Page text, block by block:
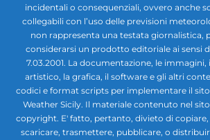
incidentali o consequenziali, ovvero anche
collegabili con l’uso delle previsioni
non rappresenta una testata giornalistica,
considerarsi un prodotto editoriale ai sensi
7.03.2001. La documentazione, le
artistico, la grafica, il software e gli altri
codici e format scripts per implementare il
Weather Sicily. Il materiale contenuto nel
copyright. E' fatto, pertanto, divieto di
scaricare, trasmettere, pubblicare, o